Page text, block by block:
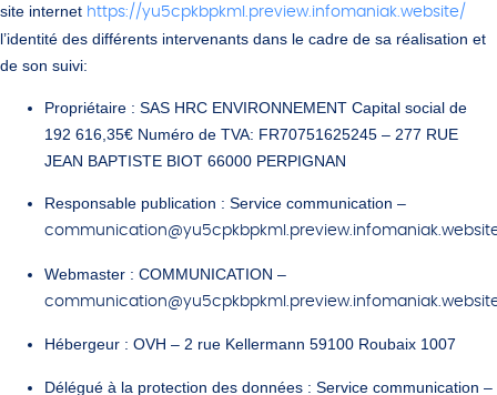
site internet https://yu5cpkbpkml.preview.infomaniak.website/
l’identité des différents intervenants dans le cadre de sa réalisation et
de son suivi:
Propriétaire : SAS HRC ENVIRONNEMENT Capital social de
192 616,35€ Numéro de TVA: FR70751625245 – 277 RUE
JEAN BAPTISTE BIOT 66000 PERPIGNAN
Responsable publication : Service communication –
Webmaster : COMMUNICATION –
Hébergeur : OVH – 2 rue Kellermann 59100 Roubaix 1007
Délégué à la protection des données : Service communication –